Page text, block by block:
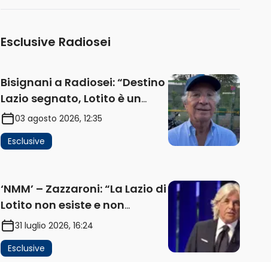
Esclusive Radiosei
Bisignani a Radiosei: “Destino
Lazio segnato, Lotito è un
problema, la chiave sono
Flaminio e politica. La
protesta e gli interessi dei
03 agosto 2026, 12:35
Esclusive
‘NMM’ – Zazzaroni: “La Lazio di
Lotito non esiste e non
funziona più. E’ ora di lasciare,
ma lui non ascolta.
Pignataro? Ho verificato…”
31 luglio 2026, 16:24
Esclusive